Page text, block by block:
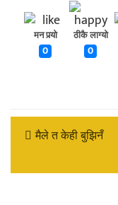
मन पर्‍यो
0
ठीकै लाग्यो
0
मैले त केही बुझिनँ